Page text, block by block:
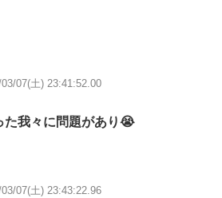
03/07(土) 23:41:52.00
た我々に問題があり😭
07(土) 23:43:22.96